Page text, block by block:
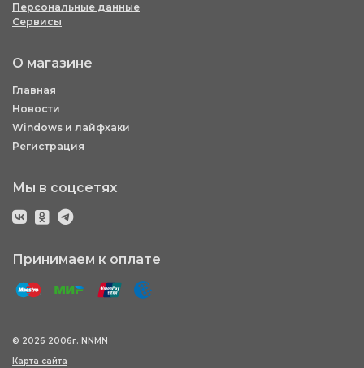
Персональные данные
Сервисы
О магазине
Главная
Новости
Windows и лайфхаки
Регистрация
Мы в соцсетях
Принимаем к оплате
© 2026 2006г. NNMN
Карта сайта